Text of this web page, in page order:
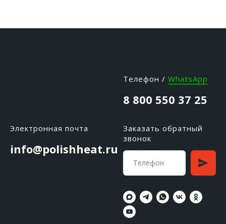
Телефон / WhatsApp
8 800 550 37 25
Электронная почта
info@polishheat.ru
Заказать обратный
звонок